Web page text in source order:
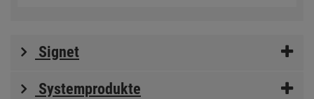
Signet
Systemprodukte